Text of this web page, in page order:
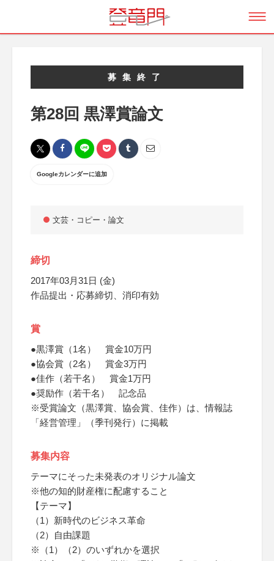
募集終了
第28回 黒澤賞論文
Googleカレンダーに追加
文芸・コピー・論文
締切
2017年03月31日 (金)
作品提出・応募締切、消印有効
賞
●黒澤賞（1名） 賞金10万円
●協会賞（2名） 賞金3万円
●佳作（若干名） 賞金1万円
●奨励作（若干名） 記念品
※受賞論文（黒澤賞、協会賞、佳作）は、情報誌
「経営管理」（季刊発行）に掲載
募集内容
テーマにそった未発表のオリジナル論文
※他の知的財産権に配慮すること
【テーマ】
（1）新時代のビジネス革命
（2）自由課題
※（1）（2）のいずれかを選択